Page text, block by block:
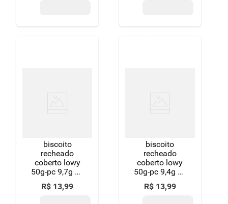
biscoito
recheado
coberto lowy
50g-pc 9,7g de
proteina sabor
triplo choco -
R$ 13,99
biscoito
recheado
coberto lowy
50g-pc 9,4g de
proteina sabor
cookies'n
R$ 13,99